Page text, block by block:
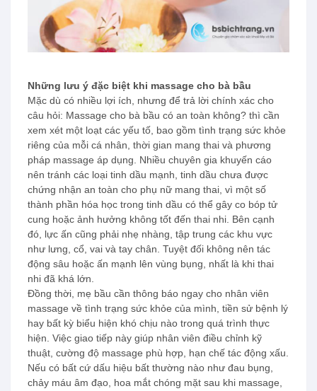
Những lưu ý đặc biệt khi massage cho bà bầu
Mặc dù có nhiều lợi ích, nhưng để trả lời chính xác cho
câu hỏi: Massage cho bà bầu có an toàn không? thì cần
xem xét một loạt các yếu tố, bao gồm tình trạng sức khỏe
riêng của mỗi cá nhân, thời gian mang thai và phương
pháp massage áp dụng. Nhiều chuyên gia khuyến cáo
nên tránh các loại tinh dầu mạnh, tinh dầu chưa được
chứng nhận an toàn cho phụ nữ mang thai, vì một số
thành phần hóa học trong tinh dầu có thể gây co bóp tử
cung hoặc ảnh hưởng không tốt đến thai nhi. Bên cạnh
đó, lực ấn cũng phải nhẹ nhàng, tập trung các khu vực
như lưng, cổ, vai và tay chân. Tuyệt đối không nên tác
động sâu hoặc ấn mạnh lên vùng bụng, nhất là khi thai
nhi đã khá lớn.
Đồng thời, mẹ bầu cần thông báo ngay cho nhân viên
massage về tình trạng sức khỏe của mình, tiền sử bệnh lý
hay bất kỳ biểu hiện khó chịu nào trong quá trình thực
hiện. Việc giao tiếp này giúp nhân viên điều chỉnh kỹ
thuật, cường độ massage phù hợp, hạn chế tác động xấu.
Nếu có bất cứ dấu hiệu bất thường nào như đau bụng,
chảy máu âm đạo, hoa mắt chóng mặt sau khi massage,